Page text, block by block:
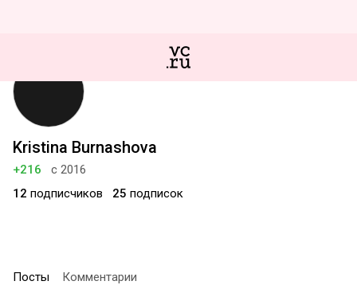
Kristina Burnashova
+216
с 2016
12 подписчиков 25 подписок
Посты Комментарии